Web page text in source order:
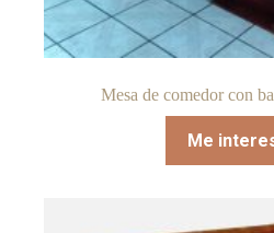
Mesa de comedor con
Me